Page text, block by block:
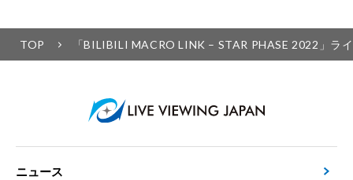
TOP 「BILIBILI MACRO LINK – STAR PHASE 2022」ラ
ニュース